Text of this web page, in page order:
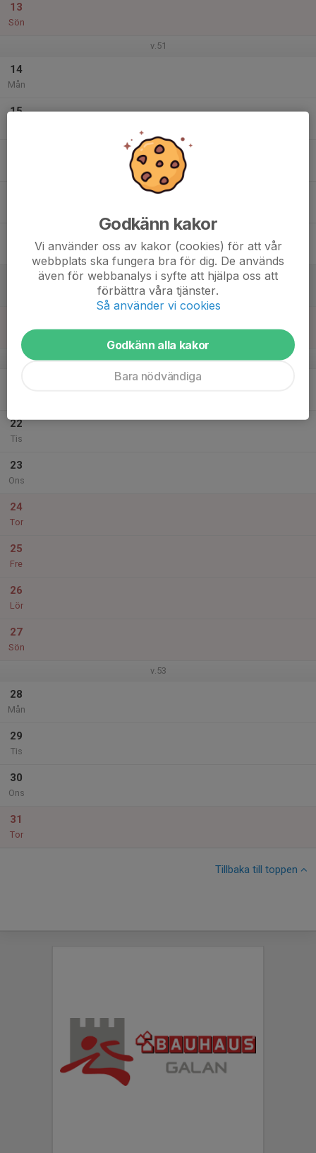
13
Sön
v.51
14
Mån
15
Sön
v.52
22
Tis
23
Ons
24
Tor
25
Fre
26
Lör
27
Sön
v.53
28
Mån
29
Tis
30
Ons
31
Tor
Tillbaka till toppen
Godkänn kakor
Vi använder oss av kakor (cookies) för att vår
webbplats ska fungera bra för dig. De används
även för webbanalys i syfte att hjälpa oss att
förbättra våra tjänster.
Så använder vi cookies
Godkänn alla kakor
Bara nödvändiga